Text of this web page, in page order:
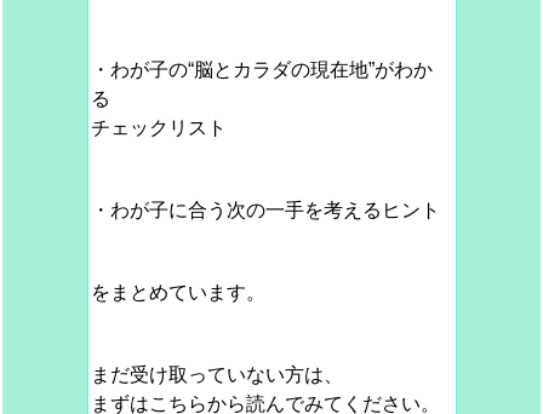
・わが子の“脳とカラダの現在地”がわか
る
チェックリスト
・わが子に合う次の一手を考えるヒント
をまとめています。
まだ受け取っていない方は、
まずはこちらから読んでみてください。